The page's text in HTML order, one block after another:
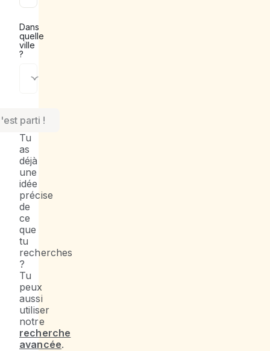
Dans
quelle
ville
?
Choisis
parti !
Tu
as
déjà
une
idée
précise
de
ce
que
tu
recherches
?
Tu
peux
aussi
utiliser
notre
recherche
avancée.